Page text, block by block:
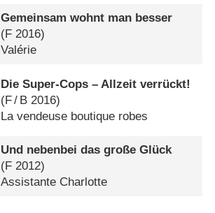
Gemeinsam wohnt man besser
(F 2016)
Valérie
Die Super-Cops – Allzeit verrückt!
(F/ B 2016)
La vendeuse boutique robes
Und nebenbei das große Glück
(F 2012)
Assistante Charlotte